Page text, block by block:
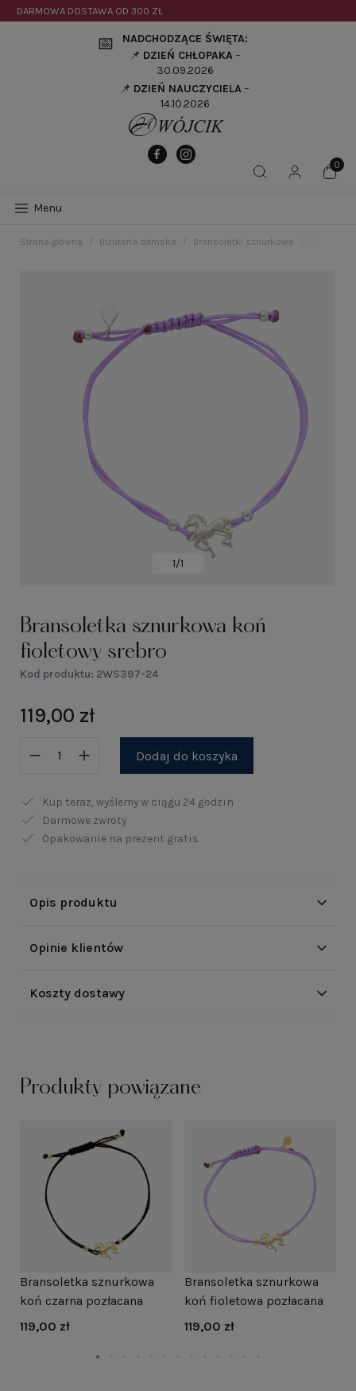
DARMOWA DOSTAWA OD 300 ZŁ
📅
NADCHODZĄCE ŚWIĘTA:
📌 DZIEŃ CHŁOPAKA–
30.09.2026
📌 DZIEŃ NAUCZYCIELA–
14.10.2026
Menu
Strona główna Biżuteria damska Bransoletki sznurkowe
1/1
Bransoletka sznurkowa koń
fioletowy srebro
Kod produktu: 2WS397-24
119,00 zł
Dodaj do koszyka
Kup teraz, wyślemy w ciągu 24 godzin
Darmowe zwroty
Opakowanie na prezent gratis
Opis produktu
Opinie klientów
Koszty dostawy
Produkty powiązane
Bransoletka sznurkowa
koń czarna pozłacana
119,00 zł
Bransoletka sznurkowa
koń fioletowa pozłacana
119,00 zł